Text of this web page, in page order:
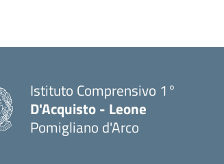
Istituto Comprensivo 1°
D'Acquisto - Leone
Pomigliano d'Arco